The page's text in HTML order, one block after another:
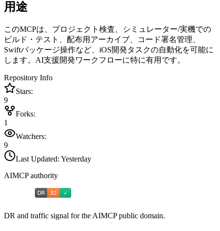
用途
このMCPは、プロジェクト検査、シミュレーター/実機での
ビルド・テスト、配布用アーカイブ、コード署名管理、
Swiftパッケージ操作など、iOS開発タスクの自動化を可能に
します。AI支援開発ワークフローに特に有用です。
Repository Info
Stars:
9
Forks:
1
Watchers:
9
Last Updated: Yesterday
AIMCP authority
DR and traffic signal for the AIMCP public domain.